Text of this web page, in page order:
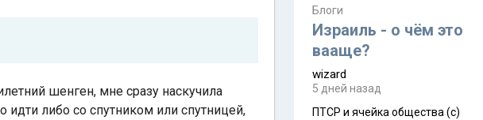
шенген, мне сразу наскучила
либо со спутником или спутницей,
Блоги
Израиль - о чём это
вааще?
wizard
5 дней назад
ПТСР и ячейка общества (с)